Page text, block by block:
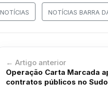
NOTÍCIAS NOTÍCIAS BARRA
← Artigo anterior
Operação Carta Marcada
contratos públicos no